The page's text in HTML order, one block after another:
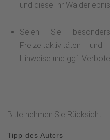
und diese Ihr
Seien Sie
Freizeitaktivitäten
Hinweise und ggf. Verbote
Bitte nehmen Sie Rücksicht ...
Tipp des Autors